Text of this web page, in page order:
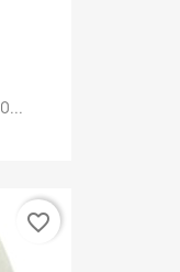
favorite_border